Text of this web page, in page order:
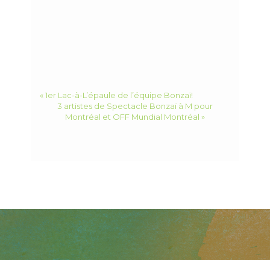
« 1er Lac-à-L’épaule de l’équipe Bonzaï!
3 artistes de Spectacle Bonzaï à M pour
Montréal et OFF Mundial Montréal »